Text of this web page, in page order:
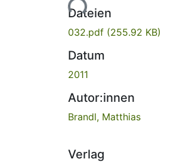
Lade...
Dateien
032.pdf (255.92 KB)
Datum
2011
Autor:innen
Brandl, Matthias
Verlag